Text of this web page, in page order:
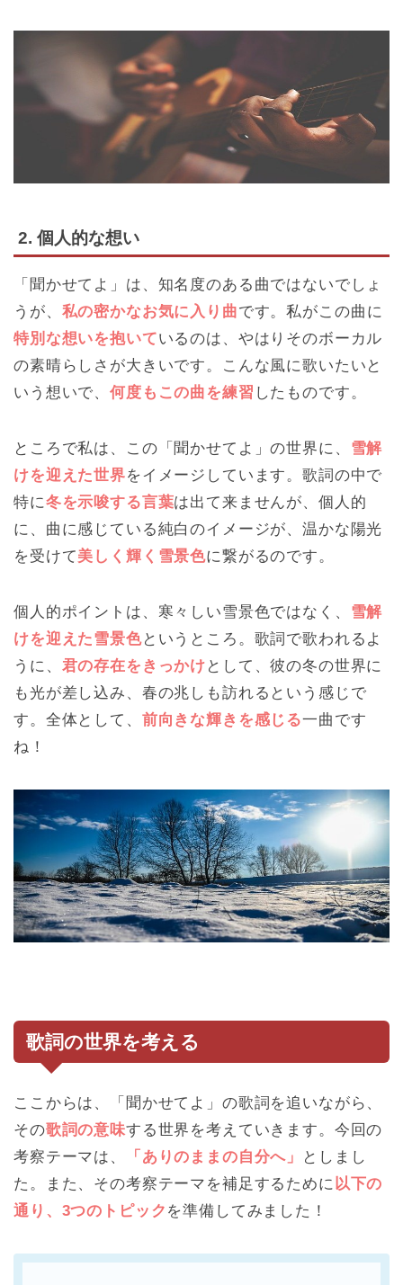
2. 個人的な想い
「聞かせてよ」は、知名度のある曲ではないでしょ
うが、 私の密かなお気に入り曲です。私がこの曲に
特別な想いを抱いているのは、やはりそのボーカル
の素晴らしさが大きいです。こんな風に歌いたいと
いう想いで、何度もこの曲を練習 したものです。
ところで私は、この「聞かせてよ」の世界に、 雪解
けを迎えた世界をイメージしています。歌詞の中で
特に冬を示唆する言葉は出て来ませんが、個人的
に、曲に感じている純白のイメージが、温かな陽光
を受けて美しく輝く雪景色に繋がるのです。
個人的ポイントは、寒々しい雪景色ではなく、 雪解
けを迎えた雪景色というところ。歌詞で歌われるよ
うに、 君の存在をきっかけ として、彼の冬の世界に
も光が差し込み、春の兆しも訪れるという感じで
す。全体として、 前向きな輝きを感じる一曲です
ね！
歌詞の世界を考える
ここからは、「聞かせてよ」の歌詞を追いながら、
その歌詞の意味する世界を考えていきます。今回の
考察テーマは、
「ありのままの自分へ」
としまし
た。また、その考察テーマを補足するために以下の
通り、3つのトピック を準備してみました！